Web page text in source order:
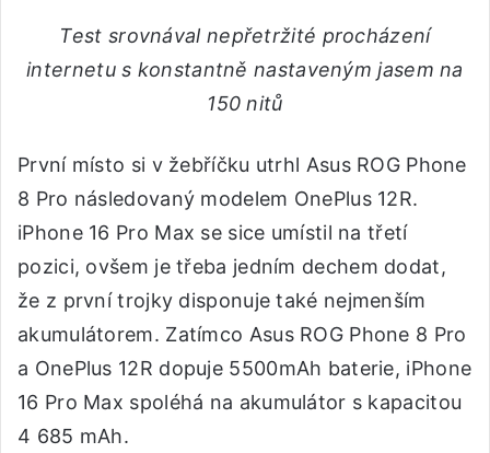
Test srovnával nepřetržité procházení
internetu s konstantně nastaveným jasem na
150 nitů
První místo si v žebříčku utrhl Asus ROG Phone
8 Pro následovaný modelem OnePlus 12R.
iPhone 16 Pro Max se sice umístil na třetí
pozici, ovšem je třeba jedním dechem dodat,
že z první trojky disponuje také nejmenším
akumulátorem. Zatímco Asus ROG Phone 8 Pro
a OnePlus 12R dopuje 5500mAh baterie, iPhone
16 Pro Max spoléhá na akumulátor s kapacitou
4 685 mAh.